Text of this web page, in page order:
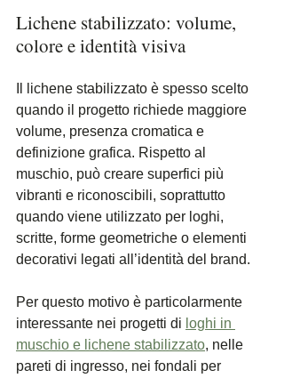
Lichene stabilizzato: volume,
colore e identità visiva
Il lichene stabilizzato è spesso scelto
quando il progetto richiede maggiore
volume, presenza cromatica e
definizione grafica. Rispetto al
muschio, può creare superfici più
vibranti e riconoscibili, soprattutto
quando viene utilizzato per loghi,
scritte, forme geometriche o elementi
decorativi legati all’identità del brand.
Per questo motivo è particolarmente
interessante nei progetti di loghi in
muschio e lichene stabilizzato, nelle
pareti di ingresso, nei fondali per